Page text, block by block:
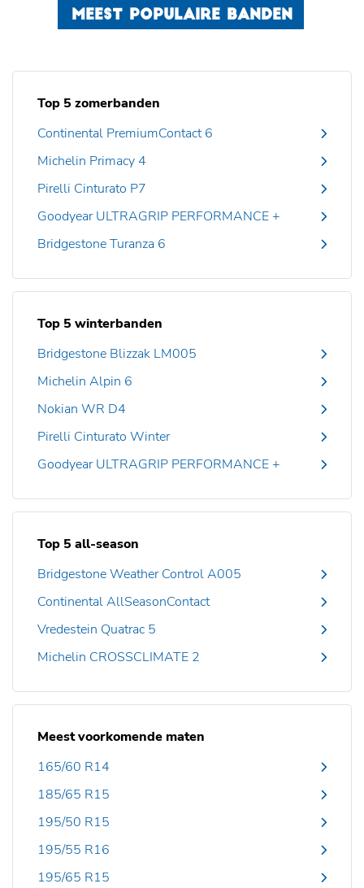
MEEST POPULAIRE BANDEN
Top 5 zomerbanden
Continental PremiumContact 6
Michelin Primacy 4
Pirelli Cinturato P7
Goodyear ULTRAGRIP PERFORMANCE +
Bridgestone Turanza 6
Top 5 winterbanden
Bridgestone Blizzak LM005
Michelin Alpin 6
Nokian WR D4
Pirelli Cinturato Winter
Goodyear ULTRAGRIP PERFORMANCE +
Top 5 all-season
Bridgestone Weather Control A005
Continental AllSeasonContact
Vredestein Quatrac 5
Michelin CROSSCLIMATE 2
Meest voorkomende maten
165/60 R14
185/65 R15
195/50 R15
195/55 R16
195/65 R15